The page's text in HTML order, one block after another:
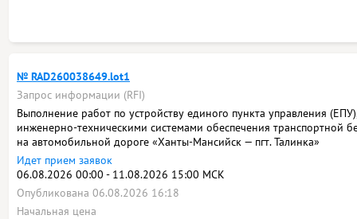
№ RAD260038649.lot1
Запрос информации (RFI)
Выполнение работ по устройству единого пункта управления
инженерно-техническими системами обеспечения транспортной
на автомобильной дороге «Ханты-Мансийск — пгт. Талинка»
Идет прием заявок
06.08.2026 00:00 - 11.08.2026 15:00 МСК
Опубликована 06.08.2026 16:18
Начальная цена